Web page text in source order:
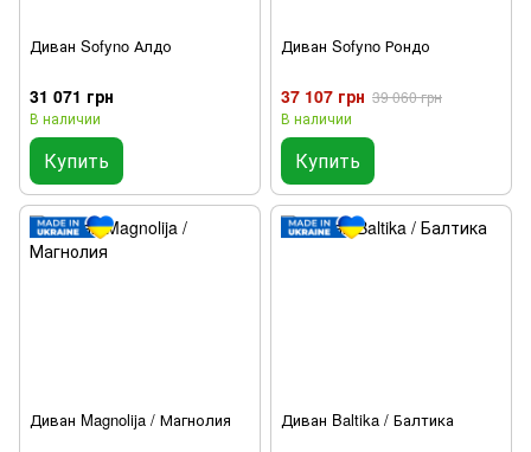
Диван Sofyno Алдо
31 071 грн
В наличии
Купить
Диван Sofyno Рондо
37 107 грн 39 060 грн
В наличии
Купить
Диван Magnolija / Магнолия Диван Baltika / Балтика